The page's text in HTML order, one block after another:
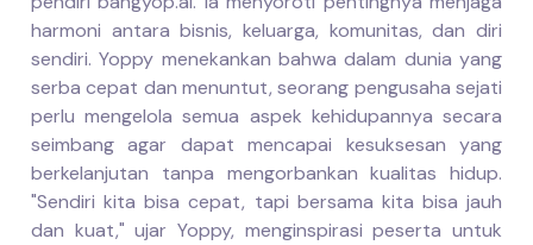
harmoni antara bisnis, keluarga, komunitas, dan diri
sendiri. Yoppy menekankan bahwa dalam dunia yang
serba cepat dan menuntut, seorang pengusaha sejati
perlu mengelola semua aspek kehidupannya secara
seimbang agar dapat mencapai kesuksesan yang
berkelanjutan tanpa mengorbankan kualitas hidup.
"Sendiri kita bisa cepat, tapi bersama kita bisa jauh
dan kuat," ujar Yoppy, menginspirasi peserta untuk